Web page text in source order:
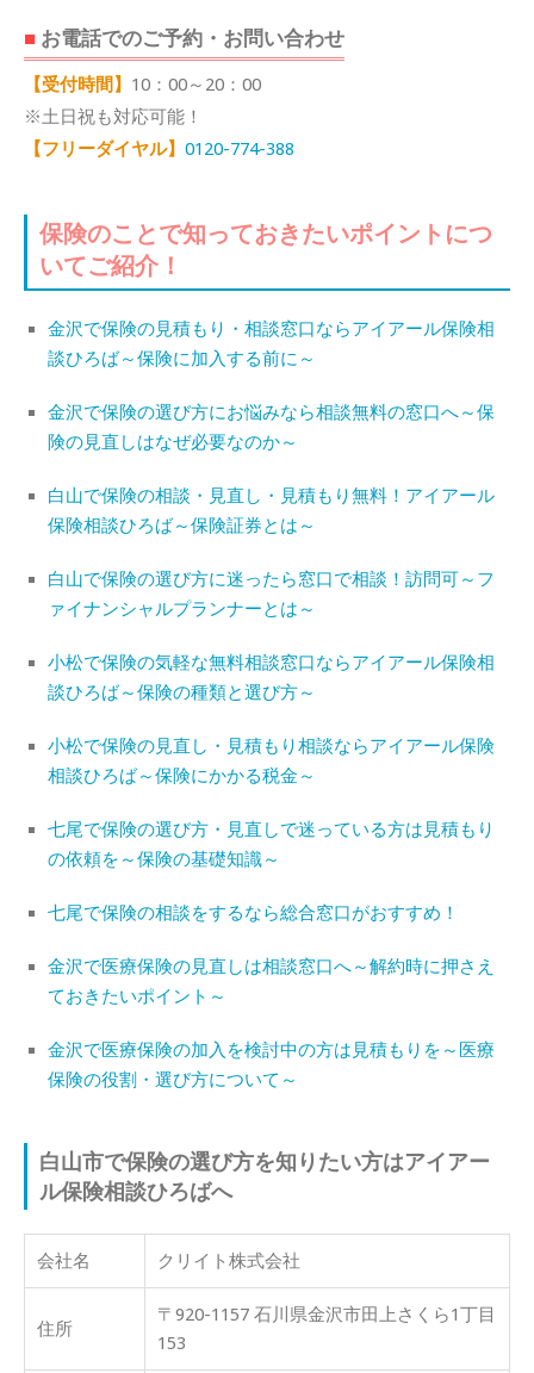
お電話でのご予約・お問い合わせ
【受付時間】 10：00～20：00
※土日祝も対応可能！
【フリーダイヤル】 0120-774-388
保険のことで知っておきたいポイントにつ
いてご紹介！
金沢で保険の見積もり・相談窓口ならアイアール保険相
談ひろば～保険に加入する前に～
金沢で保険の選び方にお悩みなら相談無料の窓口へ～保
険の見直しはなぜ必要なのか～
白山で保険の相談・見直し・見積もり無料！アイアール
保険相談ひろば～保険証券とは～
白山で保険の選び方に迷ったら窓口で相談！訪問可～フ
ァイナンシャルプランナーとは～
小松で保険の気軽な無料相談窓口ならアイアール保険相
談ひろば～保険の種類と選び方～
小松で保険の見直し・見積もり相談ならアイアール保険
相談ひろば～保険にかかる税金～
七尾で保険の選び方・見直しで迷っている方は見積もり
の依頼を～保険の基礎知識～
七尾で保険の相談をするなら総合窓口がおすすめ！
金沢で医療保険の見直しは相談窓口へ～解約時に押さえ
ておきたいポイント～
金沢で医療保険の加入を検討中の方は見積もりを～医療
保険の役割・選び方について～
白山市で保険の選び方を知りたい方はアイアー
ル保険相談ひろばへ
会社名 クリイト株式会社
住所
〒920-1157 石川県金沢市田上さくら1丁目
153